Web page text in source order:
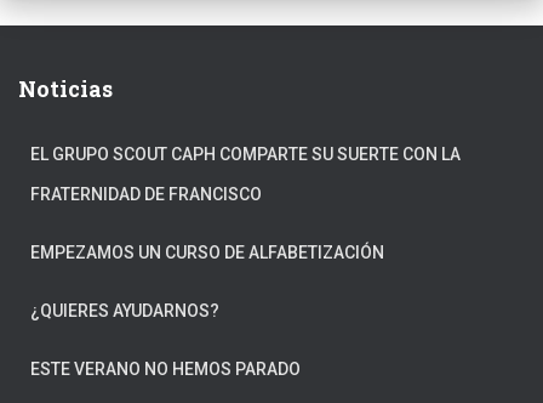
Noticias
EL GRUPO SCOUT CAPH COMPARTE SU SUERTE CON LA
FRATERNIDAD DE FRANCISCO
EMPEZAMOS UN CURSO DE ALFABETIZACIÓN
¿QUIERES AYUDARNOS?
ESTE VERANO NO HEMOS PARADO